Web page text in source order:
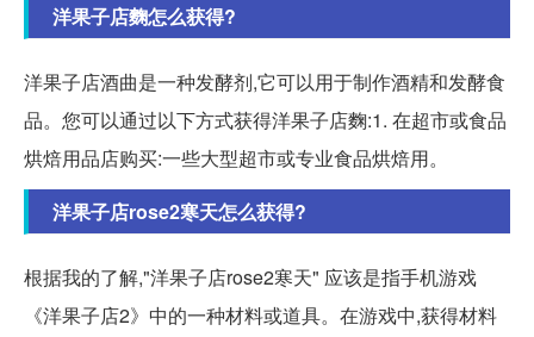
洋果子店麴怎么获得?
洋果子店酒曲是一种发酵剂,它可以用于制作酒精和发酵食
品。您可以通过以下方式获得洋果子店麴:1. 在超市或食品
烘焙用品店购买:一些大型超市或专业食品烘焙用。
洋果子店rose2寒天怎么获得?
根据我的了解,"洋果子店rose2寒天" 应该是指手机游戏
《洋果子店2》中的一种材料或道具。在游戏中,获得材料